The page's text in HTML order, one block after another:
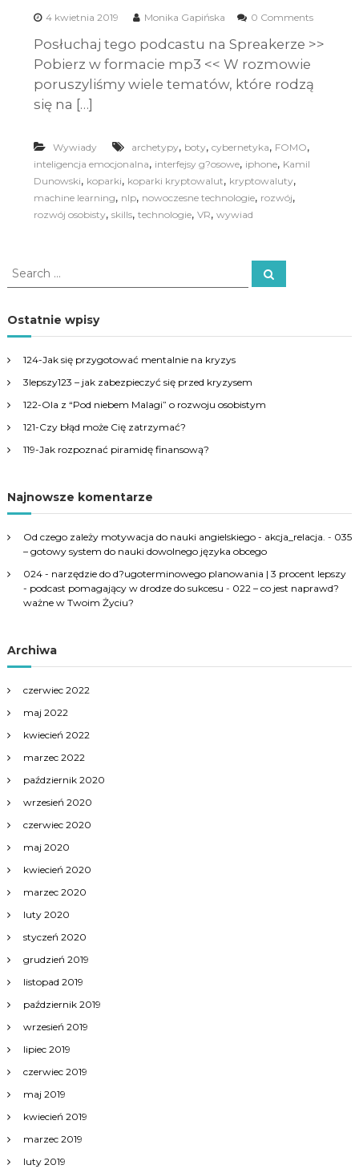
4 kwietnia 2019 Monika Gapińska 0 Comments
Posłuchaj tego podcastu na Spreakerze >>
Pobierz w formacie mp3 << W rozmowie
poruszyliśmy wiele tematów, które rodzą
się na […]
Wywiady archetypy, boty, cybernetyka, FOMO,
inteligencja emocjonalna, interfejsy g?osowe, iphone, Kamil
Dunowski, koparki, koparki kryptowalut, kryptowaluty,
machine learning, nlp, nowoczesne technologie, rozwój,
rozwój osobisty, skills, technologie, VR, wywiad
S
e
r
c
o
r
S
e
Ostatnie wpisy
124-Jak się przygotować mentalnie na kryzys
3lepszy123 – jak zabezpieczyć się przed kryzysem
122-Ola z “Pod niebem Malagi” o rozwoju osobistym
121-Czy błąd może Cię zatrzymać?
119-Jak rozpoznać piramidę finansową?
Najnowsze komentarze
Od czego zależy motywacja do nauki angielskiego - akcja_relacja. - 035
– gotowy system do nauki dowolnego języka obcego
024 - narzędzie do d?ugoterminowego planowania | 3 procent lepszy
- podcast pomagający w drodze do sukcesu - 022 – co jest naprawd?
ważne w Twoim Życiu?
Archiwa
czerwiec 2022
maj 2022
kwiecień 2022
marzec 2022
październik 2020
wrzesień 2020
czerwiec 2020
maj 2020
kwiecień 2020
marzec 2020
luty 2020
styczeń 2020
grudzień 2019
listopad 2019
październik 2019
wrzesień 2019
lipiec 2019
czerwiec 2019
maj 2019
kwiecień 2019
marzec 2019
luty 2019